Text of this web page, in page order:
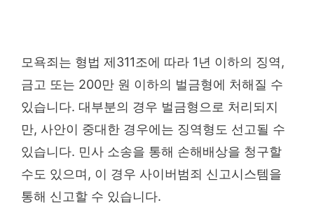
모욕죄는 형법 제311조에 따라 1년 이하의 징역,
금고 또는 200만 원 이하의 벌금형에 처해질 수
있습니다. 대부분의 경우 벌금형으로 처리되지
만, 사안이 중대한 경우에는 징역형도 선고될 수
있습니다. 민사 소송을 통해 손해배상을 청구할
수도 있으며, 이 경우 사이버범죄 신고시스템을
통해 신고할 수 있습니다.